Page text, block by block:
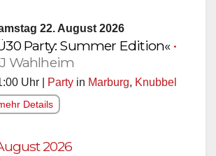
22. August 2026
Party: Summer Edition« •
Wahlheim
Uhr | Party in Marburg, Knubbel
Details
2026